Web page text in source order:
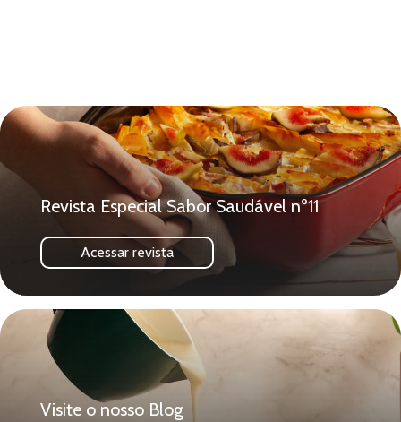
Revista Especial Sabor Saudável nº11
Acessar revista
Visite o nosso Blog